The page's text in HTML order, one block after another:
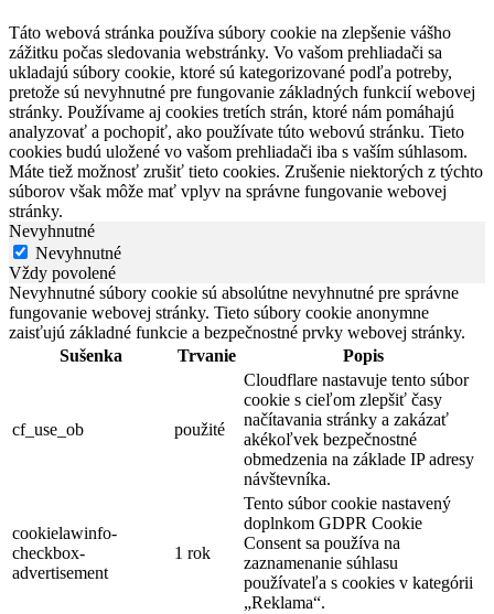
Táto webová stránka používa súbory cookie na zlepšenie vášho
zážitku počas sledovania webstránky. Vo vašom prehliadači sa
ukladajú súbory cookie, ktoré sú kategorizované podľa potreby,
pretože sú nevyhnutné pre fungovanie základných funkcií webovej
stránky. Používame aj cookies tretích strán, ktoré nám pomáhajú
analyzovať a pochopiť, ako používate túto webovú stránku. Tieto
cookies budú uložené vo vašom prehliadači iba s vaším súhlasom.
Máte tiež možnosť zrušiť tieto cookies. Zrušenie niektorých z týchto
súborov však môže mať vplyv na správne fungovanie webovej
stránky.
Nevyhnutné
Nevyhnutné
Vždy povolené
Nevyhnutné súbory cookie sú absolútne nevyhnutné pre správne
fungovanie webovej stránky. Tieto súbory cookie anonymne
zaisťujú základné funkcie a bezpečnostné prvky webovej stránky.
Sušenka
Trvanie Popis
cf_use_ob použité
Cloudflare nastavuje tento súbor
cookie s cieľom zlepšiť časy
načítavania stránky a zakázať
akékoľvek bezpečnostné
obmedzenia na základe IP adresy
návštevníka.
cookielawinfo-
checkbox-
advertisement
1 rok
Tento súbor cookie nastavený
doplnkom GDPR Cookie
Consent sa používa na
zaznamenanie súhlasu
používateľa s cookies v kategórii
„Reklama“.